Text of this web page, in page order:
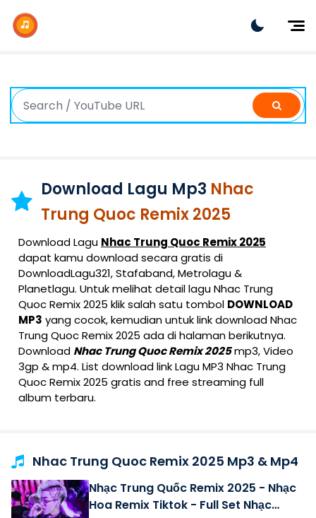
Dangdut
Indonesia
K-Pop
Download Lagu Mp3 Nhac
Trung Quoc Remix 2025
Download Lagu Nhac Trung Quoc Remix 2025
dapat kamu download secara gratis di
DownloadLagu321, Stafaband, Metrolagu &
Planetlagu. Untuk melihat detail lagu Nhac Trung
Quoc Remix 2025 klik salah satu tombol DOWNLOAD
MP3 yang cocok, kemudian untuk link download Nhac
Trung Quoc Remix 2025 ada di halaman berikutnya.
Download Nhac Trung Quoc Remix 2025mp3, Video
3gp & mp4. List download link Lagu MP3 Nhac Trung
Quoc Remix 2025 gratis and free streaming full
album terbaru.
Nhac Trung Quoc Remix 2025 Mp3 & Mp4
Nhạc Trung Quốc Remix 2025 - Nhạc
Hoa Remix Tiktok - Full Set Nhạc